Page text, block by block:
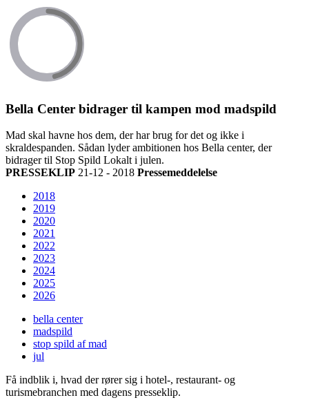
Bella Center bidrager til kampen mod madspild
Mad skal havne hos dem, der har brug for det og ikke i
skraldespanden. Sådan lyder ambitionen hos Bella center, der
bidrager til Stop Spild Lokalt i julen.
PRESSEKLIP 21-12 - 2018 Pressemeddelelse
2018
2019
2020
2021
2022
2023
2024
2025
2026
bella center
madspild
stop spild af mad
jul
Få indblik i, hvad der rører sig i hotel-, restaurant- og
turismebranchen med dagens presseklip.